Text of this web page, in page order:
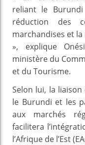
reliant le
réduction des
marchandises et
», explique
ministère du
et du Tourisme.
Selon lui, la
le Burundi et les
aux marchés
facilitera
l’Afrique de l’Est